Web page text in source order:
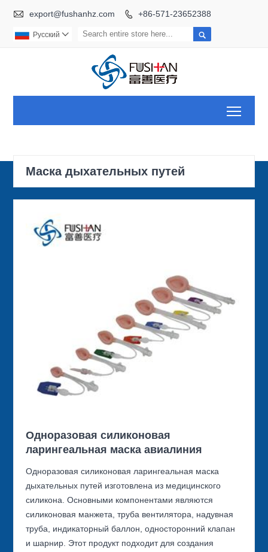
 export@fushanhz.com  +86-571-23652388

Pусский 
Маска дыхательных путей
Одноразовая силиконовая
ларингеальная маска авиалиния
Одноразовая силиконовая ларингеальная маска
дыхательных путей изготовлена из медицинского
силикона. Основными компонентами являются
силиконовая манжета, труба вентилятора, надувная
труба, индикаторный баллон, односторонний клапан
и шарнир. Этот продукт подходит для создания